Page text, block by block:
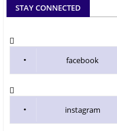
STAY CONNECTED
facebook
instagram